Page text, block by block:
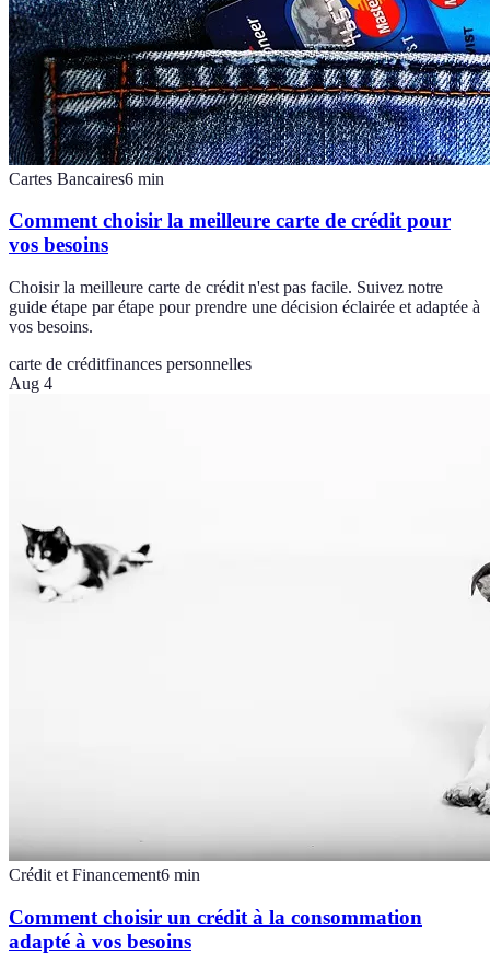
Cartes Bancaires6 min
Comment choisir la meilleure carte de crédit pour
vos besoins
Choisir la meilleure carte de crédit n'est pas facile. Suivez notre
guide étape par étape pour prendre une décision éclairée et adaptée à
vos besoins.
carte de créditfinances personnelles
Aug 4
Crédit et Financement6 min
Comment choisir un crédit à la consommation
adapté à vos besoins